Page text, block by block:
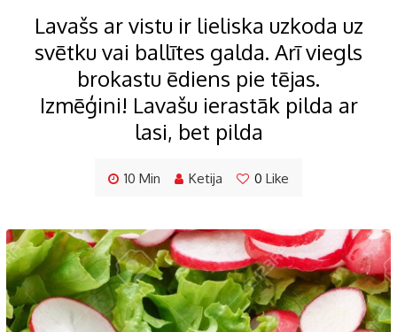
Lavašs ar vistu ir lieliska uzkoda uz
svētku vai ballītes galda. Arī viegls
brokastu ēdiens pie tējas.
Izmēģini! Lavašu ierastāk pilda ar
lasi, bet pilda
10 Min Ketija 0 Like